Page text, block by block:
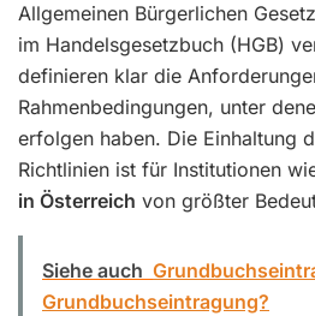
Allgemeinen Bürgerlichen
im Handelsgesetzbuch (HGB)
definieren klar die
Rahmenbedingungen, unter
erfolgen haben. Die Einhaltung
Richtlinien ist für Institutionen
in Österreich von größter
Siehe auch
Grundbuchseintragung?